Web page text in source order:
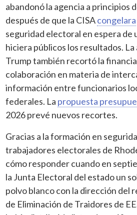
abandonó la agencia a principios
después de que la CISAcongelara
seguridad electoral en espera de
hiciera públicos los resultados.
Trump también recortó la
colaboración en materia de
información entre funcionarios
federales. La propuesta
2026 prevé nuevos recortes.
Gracias a la formación en
trabajadores electorales de
cómo responder cuando en
la Junta Electoral del estado un
polvo blanco con la dirección del
de Eliminación de Traidores de